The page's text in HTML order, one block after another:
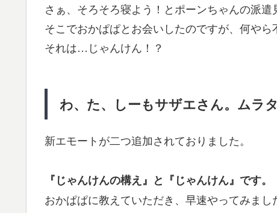
さぁ、そろそろ寝よう！とポーンちゃんの派遣
そこでおかぱぱとお会いしたのですが、何やら
それは…じゃんけん！？
わ、た、しーもサザエさん。ムラ
新エモートが二つ追加されておりました。
『じゃんけんの構え』と『じゃんけん』です。
おかぱぱに教えていただき、早速やってみまし